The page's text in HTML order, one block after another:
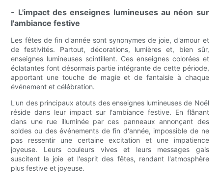
- L'impact des enseignes lumineuses au néon sur
l'ambiance festive
Les fêtes de fin d'année sont synonymes de joie, d'amour et
de festivités. Partout, décorations, lumières et, bien sûr,
enseignes lumineuses scintillent. Ces enseignes colorées et
éclatantes font désormais partie intégrante de cette période,
apportant une touche de magie et de fantaisie à chaque
événement et célébration.
L'un des principaux atouts des enseignes lumineuses de Noël
réside dans leur impact sur l'ambiance festive. En flânant
dans une rue illuminée par ces panneaux annonçant des
soldes ou des événements de fin d'année, impossible de ne
pas ressentir une certaine excitation et une impatience
joyeuse. Leurs couleurs vives et leurs messages gais
suscitent la joie et l'esprit des fêtes, rendant l'atmosphère
plus festive et joyeuse.